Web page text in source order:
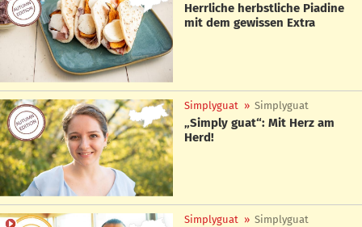
Herrliche herbstliche Piadine
mit dem gewissen Extra
Simplyguat » Simplyguat
„Simply guat“: Mit Herz am
Herd!
Simplyguat » Simplyguat